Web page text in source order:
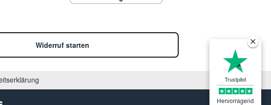
Widerruf starten
Trustpilot
Hervorragend